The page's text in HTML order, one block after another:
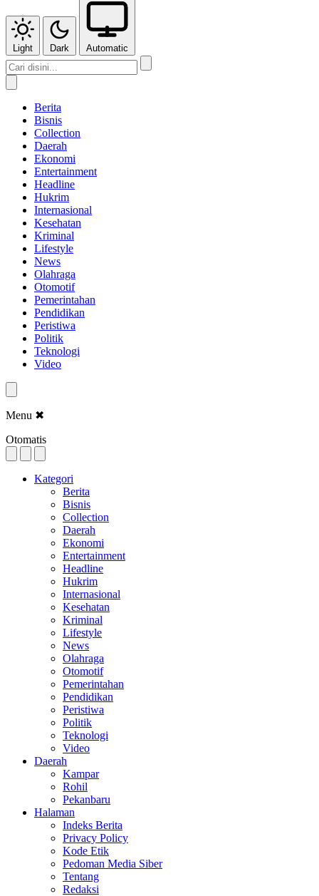
Light Dark Automatic
Berita
Bisnis
Collection
Daerah
Ekonomi
Entertainment
Headline
Hukrim
Internasional
Kesehatan
Kriminal
Lifestyle
News
Olahraga
Otomotif
Pemerintahan
Pendidikan
Peristiwa
Politik
Teknologi
Video
Menu ✖
Otomatis
Kategori
Berita
Bisnis
Collection
Daerah
Ekonomi
Entertainment
Headline
Hukrim
Internasional
Kesehatan
Kriminal
Lifestyle
News
Olahraga
Otomotif
Pemerintahan
Pendidikan
Peristiwa
Politik
Teknologi
Video
Daerah
Kampar
Rohil
Pekanbaru
Halaman
Indeks Berita
Privacy Policy
Kode Etik
Pedoman Media Siber
Tentang
Redaksi